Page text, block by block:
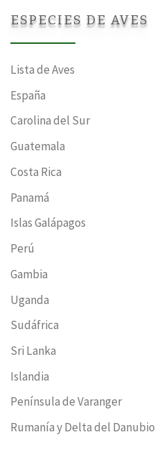
ESPECIES DE AVES
Lista de Aves
España
Carolina del Sur
Guatemala
Costa Rica
Panamá
Islas Galápagos
Perú
Gambia
Uganda
Sudáfrica
Sri Lanka
Islandia
Península de Varanger
Rumanía y Delta del Danubio